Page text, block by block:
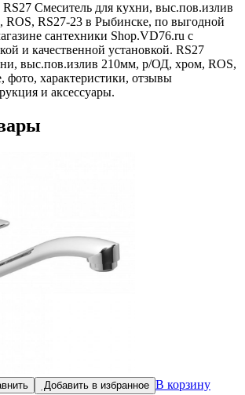
Смеситель для кухни, выс.пов.излив
RS27-23 в Рыбинске, по выгодной
сантехники Shop.VD76.ru с
и качественной установкой. RS27
выс.пов.излив 210мм, р/ОД, хром, ROS,
фото, характеристики, отзывы
и аксессуары.
Добавить в избранное В корзину